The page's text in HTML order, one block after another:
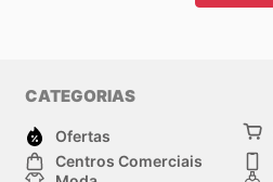
artigos de marcas
calçados, eletrônicos,
brinquedos, acessórios e uma
produtos, proporcionando
CATEGORIAS
Ofertas
Centros Comerciais